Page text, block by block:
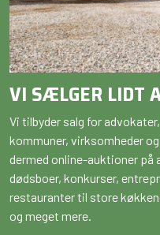
VI SÆLGER LIDT
Vi tilbyder salg for
kommuner, virksomheder
dermed online-auktioner på
dødsboer, konkurser,
restauranter til store
og meget mere.